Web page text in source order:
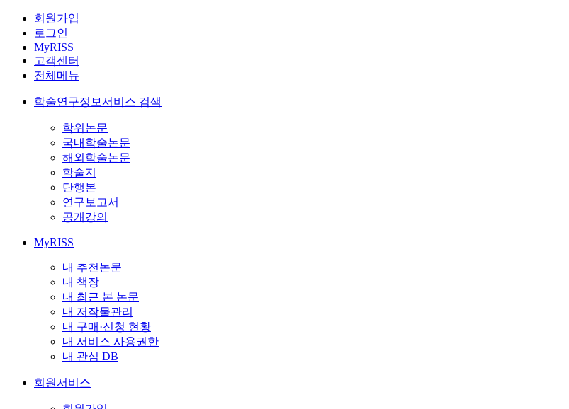
회원가입
로그인
MyRISS
고객센터
전체메뉴
학술연구정보서비스 검색
학위논문
국내학술논문
해외학술논문
학술지
단행본
연구보고서
공개강의
MyRISS
내 추천논문
내 책장
내 최근 본 논문
내 저작물관리
내 구매·신청 현황
내 서비스 사용권한
내 관심 DB
회원서비스